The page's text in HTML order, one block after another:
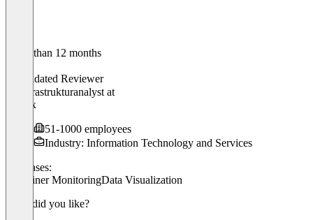
Older than 12 months
Validated Reviewer
IT-Infrastrukturanalyst at
Konux
51-1000 employees
Industry: Information Technology and Services
Use cases:
Container MonitoringData Visualization
What did you like?